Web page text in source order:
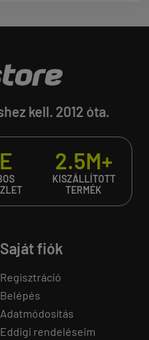
kell. 2012 óta.
2.5M+
KISZÁLLÍTOTT
TERMÉK
Saját fiók
Regisztráció
Belépés
Adatmódosítás
Eddigi rendeléseim